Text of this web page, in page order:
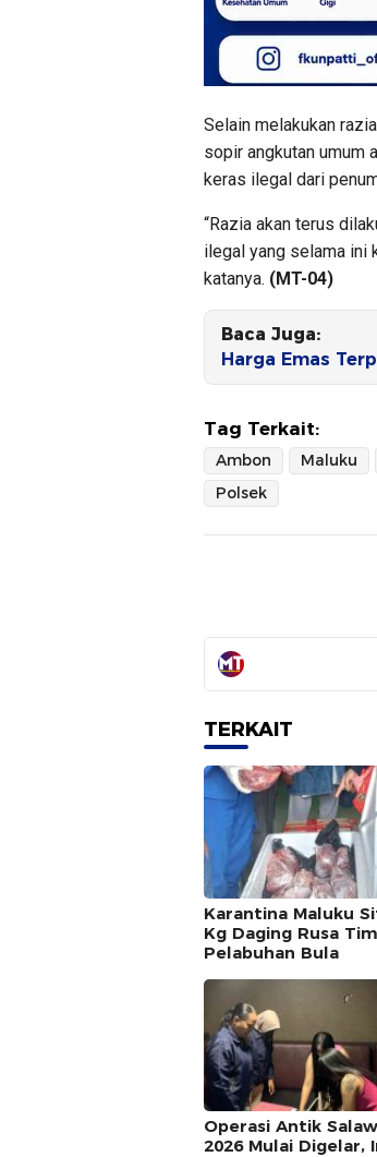
Selain melakukan
sopir angkutan umum
keras ilegal dari
“Razia akan terus
ilegal yang selama ini
katanya. (MT-04)
Baca Juga:
Harga Emas
Tag Terkait:
Ambon Maluku
Polsek
TERKAIT
Karantina Maluku
Kg Daging Rusa
Pelabuhan Bula
Operasi Antik
2026 Mulai Digelar,